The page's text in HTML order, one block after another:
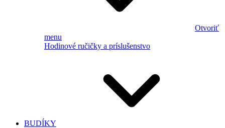
Otvoriť
menu
Hodinové ručičky a príslušenstvo
BUDÍKY